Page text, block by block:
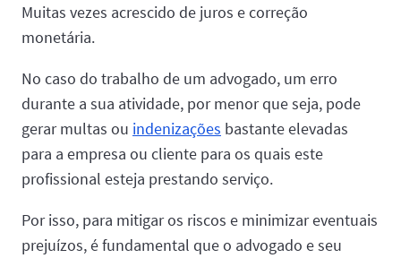
Muitas vezes acrescido de juros e correção
monetária.
No caso do trabalho de um advogado, um erro
durante a sua atividade, por menor que seja, pode
gerar multas ou indenizações bastante elevadas
para a empresa ou cliente para os quais este
profissional esteja prestando serviço.
Por isso, para mitigar os riscos e minimizar eventuais
prejuízos, é fundamental que o advogado e seu